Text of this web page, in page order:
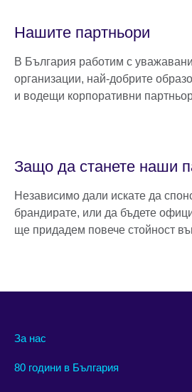
Нашите партньори
В България работим с
организации, най-добрите
и водещи корпоративни
Защо да станете наши
Независимо дали искате да
брандирате, или да бъдете
ще придадем повече стойност
За нас
80 години в България